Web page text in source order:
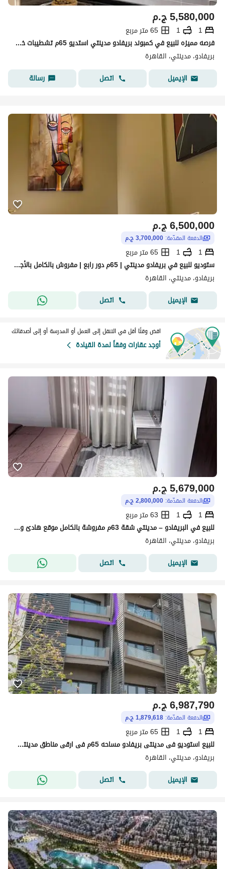
ج.م5,580,000
1
1
65 متر مربع
فرصه مميزه للبيع في كمبوند بريفادو مدينتي استديو 65م تشطيبات خاصه بالتكييفات والمطبخ دور رابع فيو مميز بسعر مميز جدا
بريفادو، مدينتي، القاهرة
الإيميل
اتصل رسالة
ج.م6,500,000
الدفعة المقدّمة: 3,700,000 ج.م
1
1
65 متر مربع
ستوديو للبيع في بريفادو مدينتي | 65م دور رابع | مفروش بالكامل بالأجهزة | أوفر مميز وفرصة استثمارية رائعة
بريفادو، مدينتي، القاهرة
الإيميل
اتصل
اقض وقتًا أقل في التنقل إلى العمل أو المدرسة أو إلى أصدقائك
أوجد عقارات وفقاً لمدة القيادة
ج.م5,679,000
الدفعة المقدّمة: 2,800,000 ج.م
1
1
63 متر مربع
للبيع في البريفادو – مدينتي شقة 63م مفروشة بالكامل موقع هادئ ومميز جدًا وقريب من الخدمات * مجتمع هادئ جدًا وخصوصية عالية * مباني جديدة + تشطيب راقي
بريفادو، مدينتي، القاهرة
الإيميل
اتصل
ج.م6,987,790
الدفعة المقدّمة: 1,879,618 ج.م
1
1
65 متر مربع
للبيع استوديو فى مدينتى بريفادو مساحه 65م فى ارقى مناطق مدينتى فيو وايد جاردن قريب من جميع الخدمات شامل العدادات وصيانه والنادى اوفر لا يعوض
بريفادو، مدينتي، القاهرة
الإيميل
اتصل